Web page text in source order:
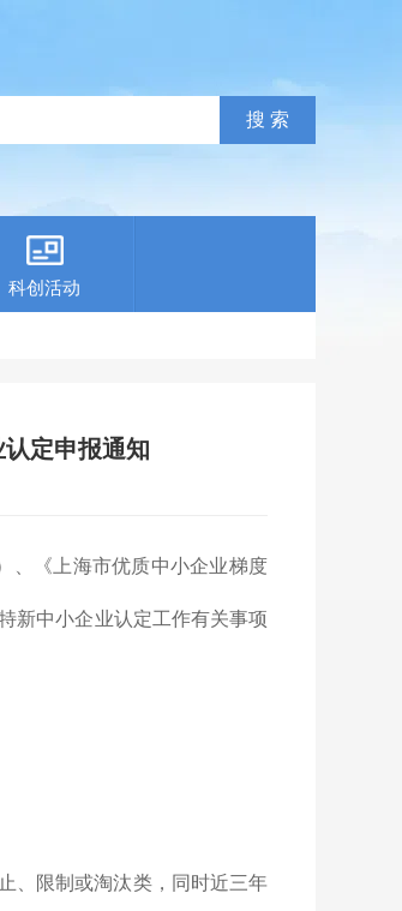
科创活动
定申报通知
、《上海市优质中小企业梯度
新中小企业认定工作有关事项
、限制或淘汰类，同时近三年